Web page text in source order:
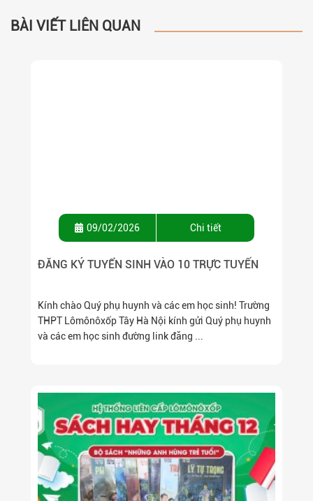
BÀI VIẾT LIÊN QUAN
09/02/2026 Chi tiết
ĐĂNG KÝ TUYỂN SINH VÀO 10 TRỰC TUYẾN
Kính chào Quý phụ huynh và các em học sinh! Trường
THPT Lômônôxốp Tây Hà Nội kính gửi Quý phụ huynh
và các em học sinh đường link đăng ...